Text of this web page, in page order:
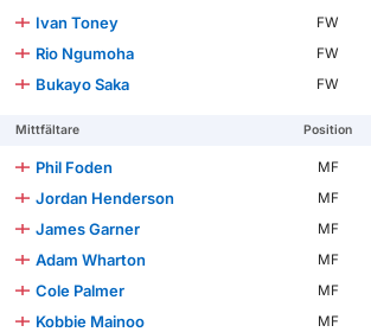
Ivan Toney
FW
Rio Ngumoha
FW
Bukayo Saka
FW
Mittfältare Position
Phil Foden MF
Jordan Henderson
MF
James Garner
MF
Adam Wharton
MF
Cole Palmer
MF
Kobbie Mainoo
MF